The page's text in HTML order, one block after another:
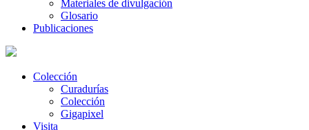
Materiales de divulgación
Glosario
Publicaciones
Colección
Curadurías
Colección
Gigapixel
Visita